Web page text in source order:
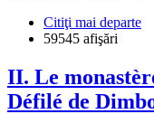
Citiţi mai departe
59545 afişări
II. Le
Défilé de